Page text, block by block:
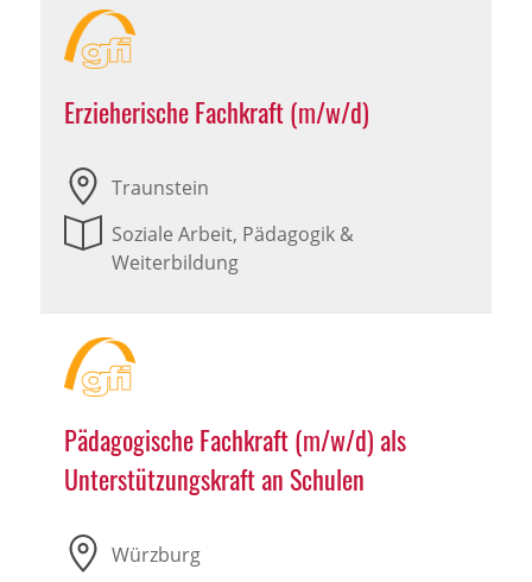
Erzieherische Fachkraft (m/w/d)
Traunstein
Soziale Arbeit, Pädagogik &
Weiterbildung
Pädagogische Fachkraft (m/w/d) als
Unterstützungskraft an Schulen
Würzburg